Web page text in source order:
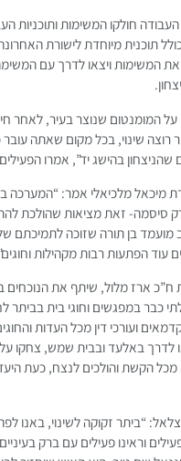
חולקו המשימות ותוכניות
תוכנית מיוחדת לישורת
את המשימות ויצאו לדרך עם
על המומנטום שנוצר בעיר, לאחר
רוצה שינוי, בכל מקום שאתה עובר
שהניצחון בהישג יד”, אמרו
מיכאל מלכיאלי אמר: “המערכה
בן תורה שזוכה לתמיכתם של
עוד הפתעות רבות מקהילות
ח”כ ארז מלול, שיתף את
כבר במפגשים וחוגי בית בביתר
ועורכי דין מכל העדות
לדרך באלעד ובבית שמש, צחקו
הקשת והולכים לנצח, כעת
“ביתר זקוקה לשינוי, באנו
וראינו פעילים עם ברק בעיניים